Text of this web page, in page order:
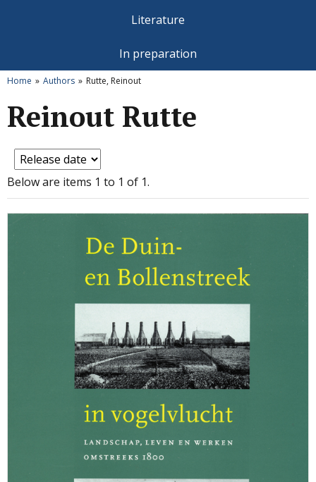
Literature
In preparation
Home Authors Rutte, Reinout
Reinout Rutte
Below are items 1 to 1 of 1.